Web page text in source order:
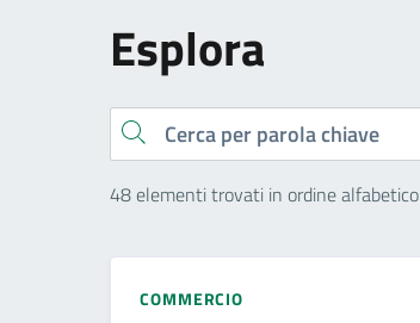
Esplora
Cerca
48 elementi trovati in ordine alfabetico
COMMERCIO